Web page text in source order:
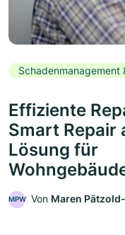
Schadenmanagement
Effiziente
Smart Repair
Lösung für
MPW Von Maren